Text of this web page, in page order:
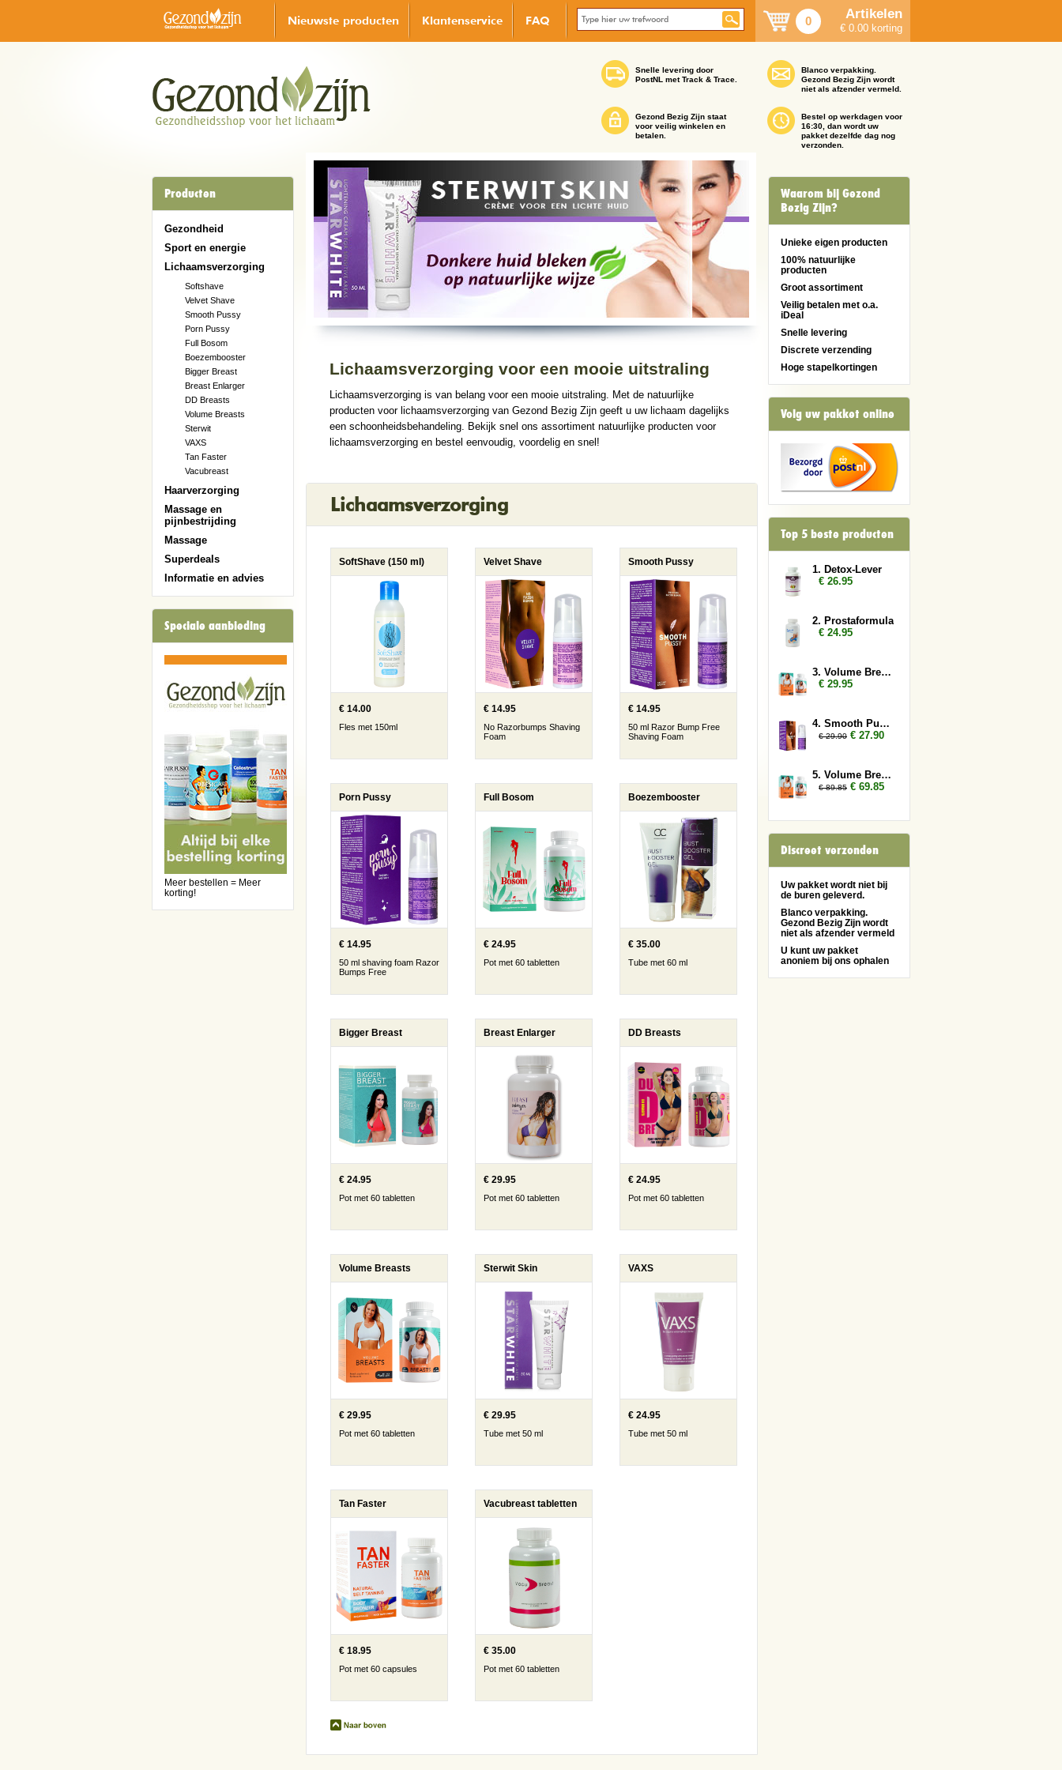
Nieuwste producten Klantenservice FAQ 0 Artikelen
€ 0.00 korting
Snelle levering door
PostNL met Track & Trace.
Gezond Bezig Zijn staat
voor veilig winkelen en
betalen.
Blanco verpakking.
Gezond Bezig Zijn wordt
niet als afzender vermeld.
Bestel op werkdagen voor
16:30, dan wordt uw
pakket dezelfde dag nog
verzonden.
Producten
Gezondheid
Sport en energie
Lichaamsverzorging
Softshave
Velvet Shave
Smooth Pussy
Porn Pussy
Full Bosom
Boezembooster
Bigger Breast
Breast Enlarger
DD Breasts
Volume Breasts
Sterwit
VAXS
Tan Faster
Vacubreast
Haarverzorging
Massage en
pijnbestrijding
Massage
Superdeals
Informatie en advies
Speciale aanbieding
Meer bestellen = Meer
korting!
Lichaamsverzorging voor een mooie uitstraling
Lichaamsverzorging is van belang voor een mooie uitstraling. Met de natuurlijke
producten voor lichaamsverzorging van Gezond Bezig Zijn geeft u uw lichaam dagelijks
een schoonheidsbehandeling. Bekijk snel ons assortiment natuurlijke producten voor
lichaamsverzorging en bestel eenvoudig, voordelig en snel!
Lichaamsverzorging
SoftShave (150 ml)
€ 14.00
Fles met 150ml
Velvet Shave
€ 14.95
No Razorbumps Shaving
Foam
Smooth Pussy
€ 14.95
50 ml Razor Bump Free
Shaving Foam
Porn Pussy
€ 14.95
50 ml shaving foam Razor
Bumps Free
Full Bosom
€ 24.95
Pot met 60 tabletten
Boezembooster
€ 35.00
Tube met 60 ml
Bigger Breast
€ 24.95
Pot met 60 tabletten
Breast Enlarger
€ 29.95
Pot met 60 tabletten
DD Breasts
€ 24.95
Pot met 60 tabletten
Volume Breasts
€ 29.95
Pot met 60 tabletten
Sterwit Skin
€ 29.95
Tube met 50 ml
VAXS
€ 24.95
Tube met 50 ml
Tan Faster
€ 18.95
Pot met 60 capsules
Vacubreast tabletten
€ 35.00
Pot met 60 tabletten
Waarom bij Gezond
Bezig Zijn?
Unieke eigen producten
100% natuurlijke
producten
Groot assortiment
Veilig betalen met o.a.
iDeal
Snelle levering
Discrete verzending
Hoge stapelkortingen
Volg uw pakket online
Top 5 beste producten
1. Detox-Lever
€ 26.95
2. Prostaformula
€ 24.95
3. Volume Breasts
€ 29.95
4. Smooth Pussy 2x
€ 29.90 € 27.90
5. Volume Breasts 3x
€ 89.85 € 69.85
Discreet verzonden
Uw pakket wordt niet bij
de buren geleverd.
Blanco verpakking.
Gezond Bezig Zijn wordt
niet als afzender vermeld
U kunt uw pakket
anoniem bij ons ophalen